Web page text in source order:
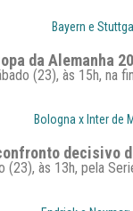
da Alemanha
(23), às 15h, na
decisivo
às 13h, pela